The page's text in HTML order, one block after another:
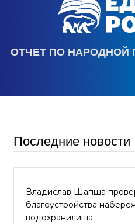
ОТЧЕТ ПО НАРОДНОЙ
Последние новости
Владислав Шапша
благоустройства
водохранилища